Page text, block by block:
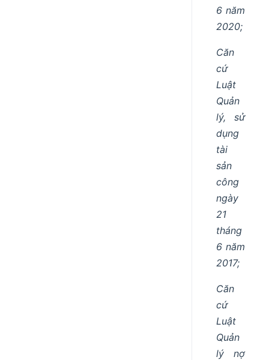
6 năm
2020;
Căn
cứ
Luật
Quản
lý, sử
dụng
tài
sản
công
ngày
21
tháng
6 năm
2017;
Căn
cứ
Luật
Quản
lý nợ